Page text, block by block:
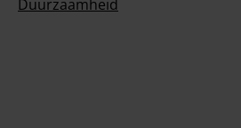
Duurzaamheid